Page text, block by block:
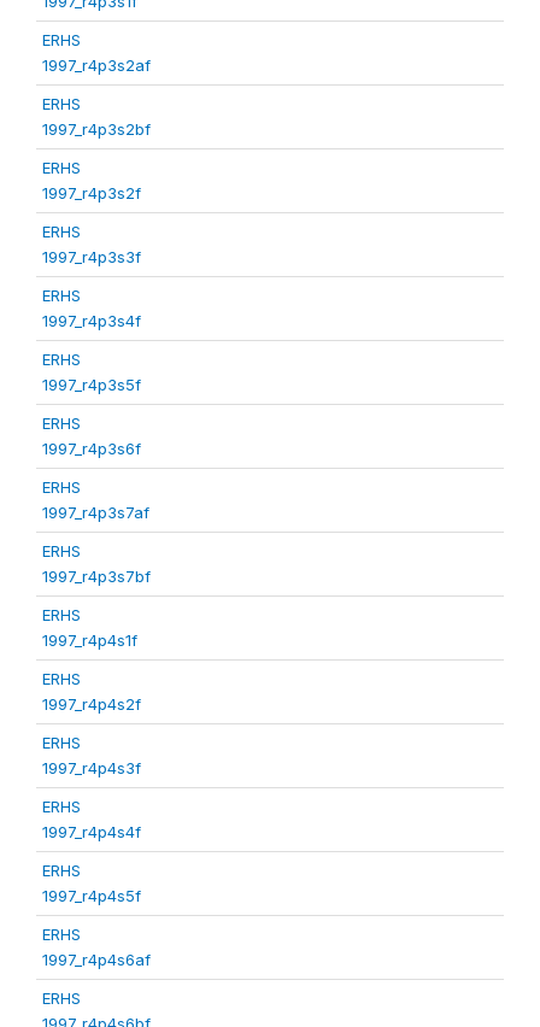
ERHS
1997_r4p3s2af
ERHS
1997_r4p3s2bf
ERHS
1997_r4p3s2f
ERHS
1997_r4p3s3f
ERHS
1997_r4p3s4f
ERHS
1997_r4p3s5f
ERHS
1997_r4p3s6f
ERHS
1997_r4p3s7af
ERHS
1997_r4p3s7bf
ERHS
1997_r4p4s1f
ERHS
1997_r4p4s2f
ERHS
1997_r4p4s3f
ERHS
1997_r4p4s4f
ERHS
1997_r4p4s5f
ERHS
1997_r4p4s6af
ERHS
1997_r4p4s6bf